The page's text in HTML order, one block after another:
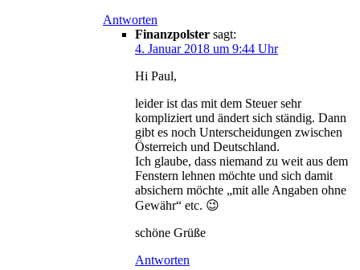
Antworten
Finanzpolster sagt:
4. Januar 2018 um 9:44 Uhr
Hi Paul,
leider ist das mit dem Steuer sehr
kompliziert und ändert sich ständig. Dann
gibt es noch Unterscheidungen zwischen
Österreich und Deutschland.
Ich glaube, dass niemand zu weit aus dem
Fenstern lehnen möchte und sich damit
absichern möchte „mit alle Angaben ohne
Gewähr“ etc. 😉
schöne Grüße
Antworten